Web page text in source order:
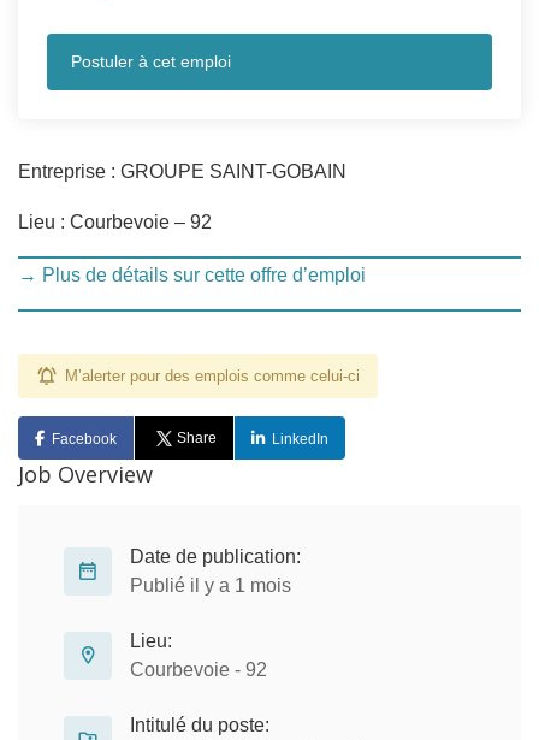
Postuler à cet emploi
Entreprise : GROUPE SAINT-GOBAIN
Lieu : Courbevoie – 92
→ Plus de détails sur cette offre d’emploi
M’alerter pour des emplois comme celui-ci
Facebook Share LinkedIn
Job Overview
Date de publication:
Publié il y a 1 mois
Lieu:
Courbevoie - 92
Intitulé du poste: